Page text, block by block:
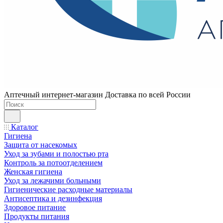
Аптечный интернет-магазин Доставка по всей России
Каталог
Гигиена
Защита от насекомых
Уход за зубами и полостью рта
Контроль за потоотделением
Женская гигиена
Уход за лежачими больными
Гигиенические расходные материалы
Антисептика и дезинфекция
Здоровое питание
Продукты питания